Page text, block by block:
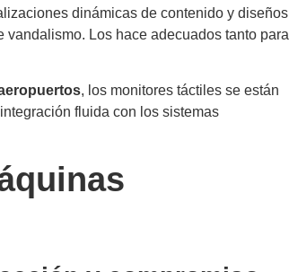
dinámicas de contenido y diseños
Los hace adecuados tanto para
, los monitores táctiles se están
fluida con los sistemas